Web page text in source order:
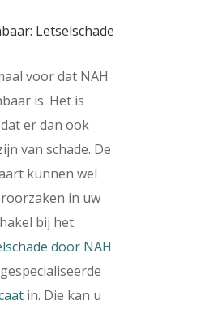
Letselschade
voor dat NAH
is. Het is
er dan ook
van schade. De
kunnen wel
in uw
bij het
door NAH
in. Die kan u